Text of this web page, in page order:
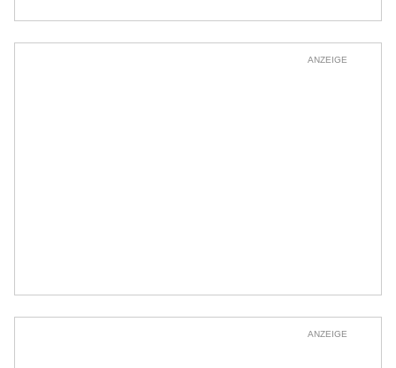
ANZEIGE
ANZEIGE